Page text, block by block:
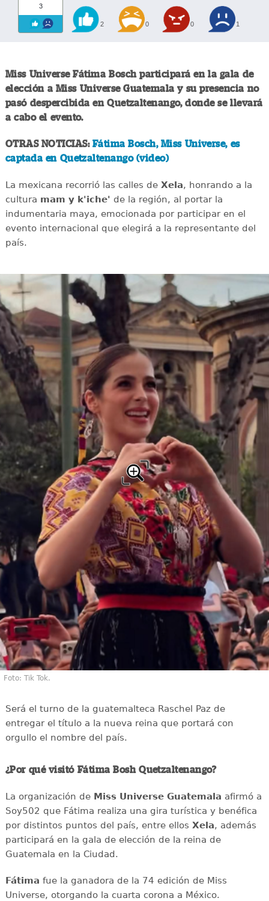
3
2 0 0 1
Miss Universe Fátima Bosch participará en la gala de
elección a Miss Universe Guatemala y su presencia no
pasó despercibida en Quetzaltenango, donde se llevará
a cabo el evento.
OTRAS NOTICIAS: Fátima Bosch, Miss Universe, es
captada en Quetzaltenango (video)
La mexicana recorrió las calles deXela, honrando a la
cultura mam y k'iche' de la región, al portar la
indumentaria maya, emocionada por participar en el
evento internacional que elegirá a la representante del
país.
Foto: Tik Tok.
Será el turno de la guatemalteca Raschel Paz de
entregar el título a la nueva reina que portará con
orgullo el nombre del país.
¿Por qué visitó Fátima Bosh Quetzaltenango?
La organización de Miss Universe Guatemala afirmó a
Soy502 que Fátima realiza una gira turística y benéfica
por distintos puntos del país, entre ellos Xela, además
participará en la gala de elección de la reina de
Guatemala en la Ciudad.
Fátima fue la ganadora de la 74 edición de Miss
Universe, otorgando la cuarta corona a México.